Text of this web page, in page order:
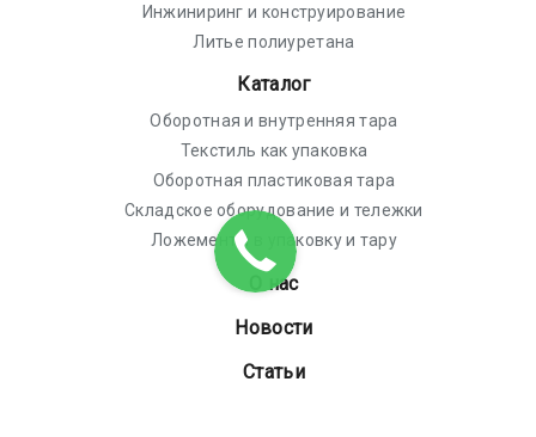
Инжиниринг и конструирование
Литье полиуретана
Каталог
Оборотная и внутренняя тара
Текстиль как упаковка
Оборотная пластиковая тара
Складское оборудование и тележки
Ложементы в упаковку и тару
О нас
Новости
Статьи